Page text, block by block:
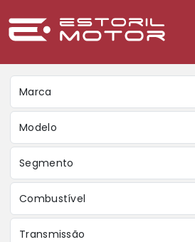
Marca
Modelo
Segmento
Combustível
Transmissão